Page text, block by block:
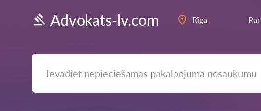
Advokats-lv.com Rīga